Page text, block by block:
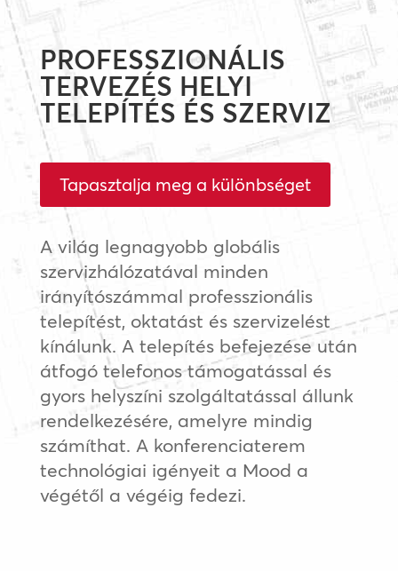
PROFESSZIONÁLIS
TERVEZÉS HELYI
TELEPÍTÉS ÉS SZERVIZ
Tapasztalja meg a különbséget
A világ legnagyobb globális
szervizhálózatával minden
irányítószámmal professzionális
telepítést, oktatást és szervizelést
kínálunk. A telepítés befejezése után
átfogó telefonos támogatással és
gyors helyszíni szolgáltatással állunk
rendelkezésére, amelyre mindig
számíthat. A konferenciaterem
technológiai igényeit a Mood a
végétől a végéig fedezi.